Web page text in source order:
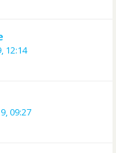
12:14
09:27